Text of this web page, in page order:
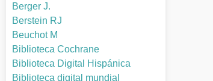
Berger J.
Berstein RJ
Beuchot M
Biblioteca Cochrane
Biblioteca Digital Hispánica
Biblioteca digital mundial